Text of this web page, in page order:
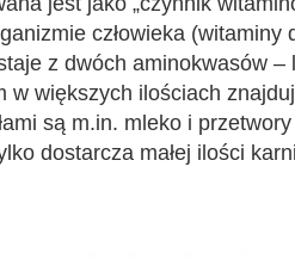
człowieka
z dwóch aminokwasów
w większych ilościach
są m.in. mleko i
dostarcza małej ilości